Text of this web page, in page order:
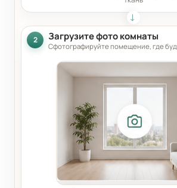
2 Загрузите фото комнаты
Сфотографируйте помещение, где